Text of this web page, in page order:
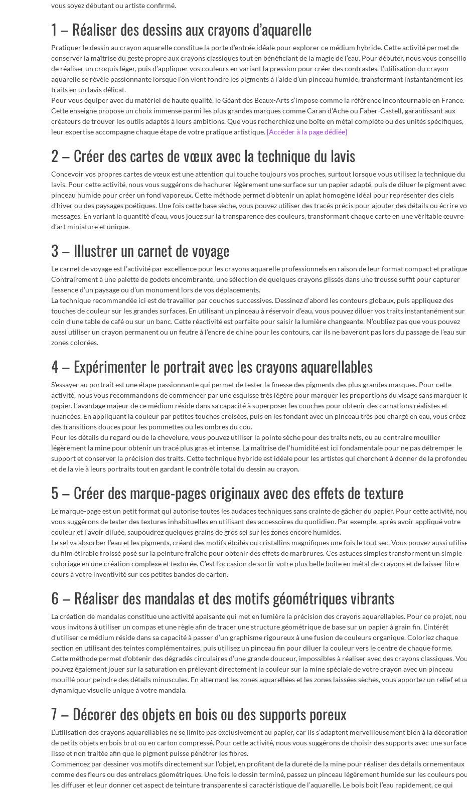
vous soyez débutant ou artiste confirmé.
1 – Réaliser des dessins aux crayons d’aquarelle
Pratiquer le dessin au crayon aquarelle constitue la porte d’entrée idéale pour explorer ce médium hybride. Cette activité permet de
conserver la maîtrise du geste propre aux crayons classiques tout en bénéficiant de la magie de l’eau. Pour débuter, nous vous
de réaliser un croquis léger, puis d’appliquer vos couleurs en variant la pression pour créer des contrastes. L’utilisation du crayon
aquarelle se révèle passionnante lorsque l’on vient fondre les pigments à l’aide d’un pinceau humide, transformant instantanément les
traits en un lavis délicat.
Pour vous équiper avec du matériel de haute qualité, le Géant des Beaux-Arts s’impose comme la référence incontournable en France.
Cette enseigne propose un choix immense parmi les plus grandes marques comme Caran d’Ache ou Faber-Castell, garantissant aux
créateurs de trouver les outils adaptés à leurs ambitions. Que vous recherchiez une boîte en métal complète ou des unités spécifiques,
leur expertise accompagne chaque étape de votre pratique artistique. [Accéder à la page dédiée]
2 – Créer des cartes de vœux avec la technique du lavis
Concevoir vos propres cartes de vœux est une attention qui touche toujours vos proches, surtout lorsque vous utilisez la technique du
lavis. Pour cette activité, nous vous suggérons de hachurer légèrement une surface sur un papier adapté, puis de diluer le pigment avec
pinceau humide pour créer un fond vaporeux. Cette méthode permet d’obtenir un aplat homogène idéal pour représenter des ciels
d’hiver ou des paysages poétiques. Une fois cette base sèche, vous pouvez utiliser des tracés précis pour ajouter des détails ou écrire
messages. En variant la quantité d’eau, vous jouez sur la transparence des couleurs, transformant chaque carte en une véritable œuvre
d’art miniature et unique.
3 – Illustrer un carnet de voyage
Le carnet de voyage est l’activité par excellence pour les crayons aquarelle professionnels en raison de leur format compact et
Contrairement à une palette de godets encombrante, une sélection de quelques crayons glissés dans une trousse suffit pour capturer
l’essence d’un paysage ou d’un monument lors de vos déplacements.
La technique recommandée ici est de travailler par couches successives. Dessinez d’abord les contours globaux, puis appliquez des
touches de couleur sur les grandes surfaces. En utilisant un pinceau à réservoir d’eau, vous pouvez diluer vos traits instantanément sur
coin d’une table de café ou sur un banc. Cette réactivité est parfaite pour saisir la lumière changeante. N’oubliez pas que vous pouvez
aussi utiliser un crayon permanent ou un feutre à l’encre de chine pour les contours, car ils ne baveront pas lors du passage de l’eau sur
zones colorées.
4 – Expérimenter le portrait avec les crayons aquarellables
S’essayer au portrait est une étape passionnante qui permet de tester la finesse des pigments des plus grandes marques. Pour cette
activité, nous vous recommandons de commencer par une esquisse très légère pour marquer les proportions du visage sans marquer
papier. L’avantage majeur de ce médium réside dans sa capacité à superposer les couches pour obtenir des carnations réalistes et
nuancées. En appliquant la couleur par petites touches croisées, puis en les fondant avec un pinceau très peu chargé en eau, vous créez
des transitions douces pour les pommettes ou les ombres du cou.
Pour les détails du regard ou de la chevelure, vous pouvez utiliser la pointe sèche pour des traits nets, ou au contraire mouiller
légèrement la mine pour obtenir un tracé plus gras et intense. La maîtrise de l’humidité est ici fondamentale pour ne pas détremper le
support et conserver la précision des traits. Cette technique hybride est idéale pour les artistes qui cherchent à donner de la
et de la vie à leurs portraits tout en gardant le contrôle total du dessin au crayon.
5 – Créer des marque-pages originaux avec des effets de texture
Le marque-page est un petit format qui autorise toutes les audaces techniques sans crainte de gâcher du papier. Pour cette activité,
vous suggérons de tester des textures inhabituelles en utilisant des accessoires du quotidien. Par exemple, après avoir appliqué votre
couleur et l’avoir diluée, saupoudrez quelques grains de gros sel sur les zones encore humides.
Le sel va absorber l’eau et les pigments, créant des motifs étoilés ou cristallins magnifiques une fois le tout sec. Vous pouvez aussi
du film étirable froissé posé sur la peinture fraîche pour obtenir des effets de marbrures. Ces astuces simples transforment un simple
coloriage en une création complexe et texturée. C’est l’occasion de sortir votre plus belle boîte en métal de crayons et de laisser libre
cours à votre inventivité sur ces petites bandes de carton.
6 – Réaliser des mandalas et des motifs géométriques vibrants
La création de mandalas constitue une activité apaisante qui met en lumière la précision des crayons aquarellables. Pour ce projet,
vous invitons à utiliser un compas et une règle afin de tracer une structure géométrique de base sur un papier à grain fin. L’intérêt
d’utiliser ce médium réside dans sa capacité à passer d’un graphisme rigoureux à une fusion de couleurs organique. Coloriez chaque
section en utilisant des teintes complémentaires, puis utilisez un pinceau fin pour diluer la couleur vers le centre de chaque forme.
Cette méthode permet d’obtenir des dégradés circulaires d’une grande douceur, impossibles à réaliser avec des crayons classiques.
pouvez également jouer sur la saturation en prélevant directement la couleur sur la mine spéciale de votre crayon avec un pinceau
mouillé pour peindre des détails minuscules. En alternant les zones aquarellées et les zones laissées sèches, vous apportez un relief et
dynamique visuelle unique à votre mandala.
7 – Décorer des objets en bois ou des supports poreux
L’utilisation des crayons aquarellables ne se limite pas exclusivement au papier, car ils s’adaptent merveilleusement bien à la décoration
de petits objets en bois brut ou en carton compressé. Pour cette activité, nous vous suggérons de choisir des supports avec une surface
lisse et non traitée afin que le pigment puisse pénétrer les fibres.
Commencez par dessiner vos motifs directement sur l’objet, en profitant de la dureté de la mine pour réaliser des détails ornementaux
comme des fleurs ou des entrelacs géométriques. Une fois le dessin terminé, passez un pinceau légèrement humide sur les couleurs
les diffuser et leur donner cet aspect de teinture transparente si caractéristique de l’aquarelle. Le bois boit l’eau rapidement, ce qui